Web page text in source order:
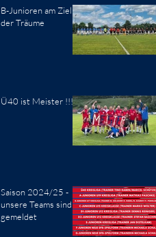
B-Junioren am Ziel
der Träume
Ü40 ist Meister !!!
Saison 2024/25 -
unsere Teams sind
gemeldet